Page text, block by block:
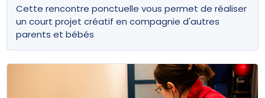
Cette rencontre ponctuelle vous permet de réaliser
un court projet créatif en compagnie d'autres
parents et bébés